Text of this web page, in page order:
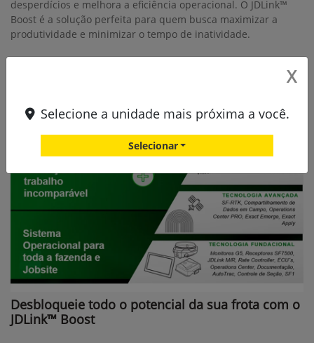
desperdícios e melhora a eficiência operacional. O JDLink™
Boost é a solução perfeita para quem busca maximizar a
produtividade e minimizar o tempo de inatividade.
Desbloqueie todo o potencial da sua frota com o
JDLink™ Boost
X
Selecione a unidade mais próxima a você.
Selecionar